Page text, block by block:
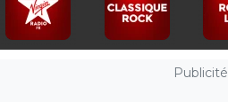
Publicité